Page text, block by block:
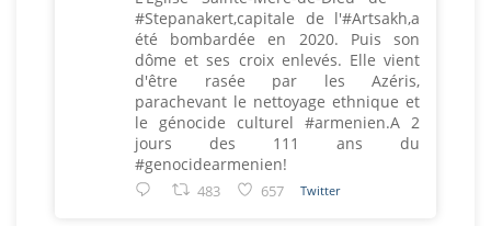
#Stepanakert,capitale de l'#Artsakh,a
été bombardée en 2020. Puis son
dôme et ses croix enlevés. Elle vient
d'être rasée par les Azéris,
parachevant le nettoyage ethnique et
le génocide culturel #armenien.A 2
jours des 111 ans du
#genocidearmenien!
483 657 Twitter